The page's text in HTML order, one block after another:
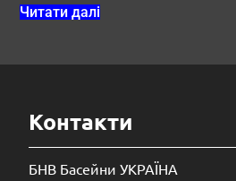
Читати далі
Контакти
БНВ Басейни УКРАЇНА